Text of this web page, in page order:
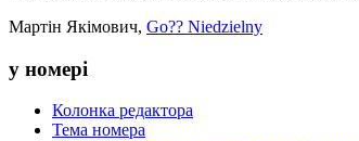
Мартін Якімович, Go?? Niedzielny
у номері
Колонка редактора
Тема номера